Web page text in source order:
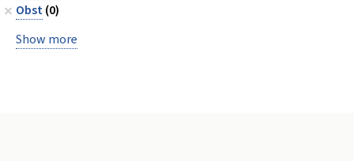
Obst(0)
Show more